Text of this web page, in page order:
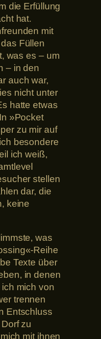
die Erfüllung
hat.
mit
Füllen
was es – um
– in den
auch war,
nicht unter
hatte etwas
»Pocket
zu mir auf
besondere
ich weiß,
stellen
dar, die
keine
was
Reihe
Texte über
in denen
mich von
trennen
Entschluss
zu
mit ihnen